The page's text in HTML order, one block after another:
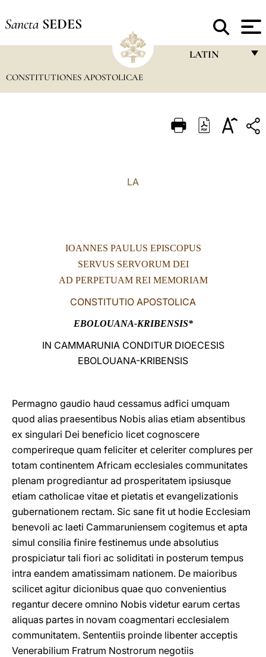
Sancta SEDES
LATIN
ITALIANO
中文
LATINE
CONSTITUTIONES APOSTOLICAE
LA
IOANNES PAULUS EPISCOPUS
SERVUS SERVORUM DEI
AD PERPETUAM REI MEMORIAM
CONSTITUTIO APOSTOLICA
EBOLOUANA-KRIBENSIS*
IN CAMMARUNIA CONDITUR DIOECESIS
EBOLOUANA-KRIBENSIS
Permagno gaudio haud cessamus adfici umquam
quod alias praesentibus Nobis alias etiam absentibus
ex singulari Dei beneficio licet cognoscere
comperireque quam feliciter et celeriter complures per
totam continentem Africam ecclesiales communitates
plenam progrediantur ad prosperitatem ipsiusque
etiam catholicae vitae et pietatis et evangelizationis
gubernationem rectam. Sic sane fit ut hodie Ecclesiam
benevoli ac laeti Cammaruniensem cogitemus et apta
simul consilia finire festinemus unde absolutius
prospiciatur tali fiori ac soliditati in posterum tempus
intra eandem amatissimam nationem. De maioribus
scilicet agitur dicionibus quae quo convenientius
regantur decere omnino Nobis videtur earum certas
aliquas partes in novam coagmentari ecclesialem
communitatem. Sententiis proinde libenter acceptis
Venerabilium Fratrum Nostrorum negotiis